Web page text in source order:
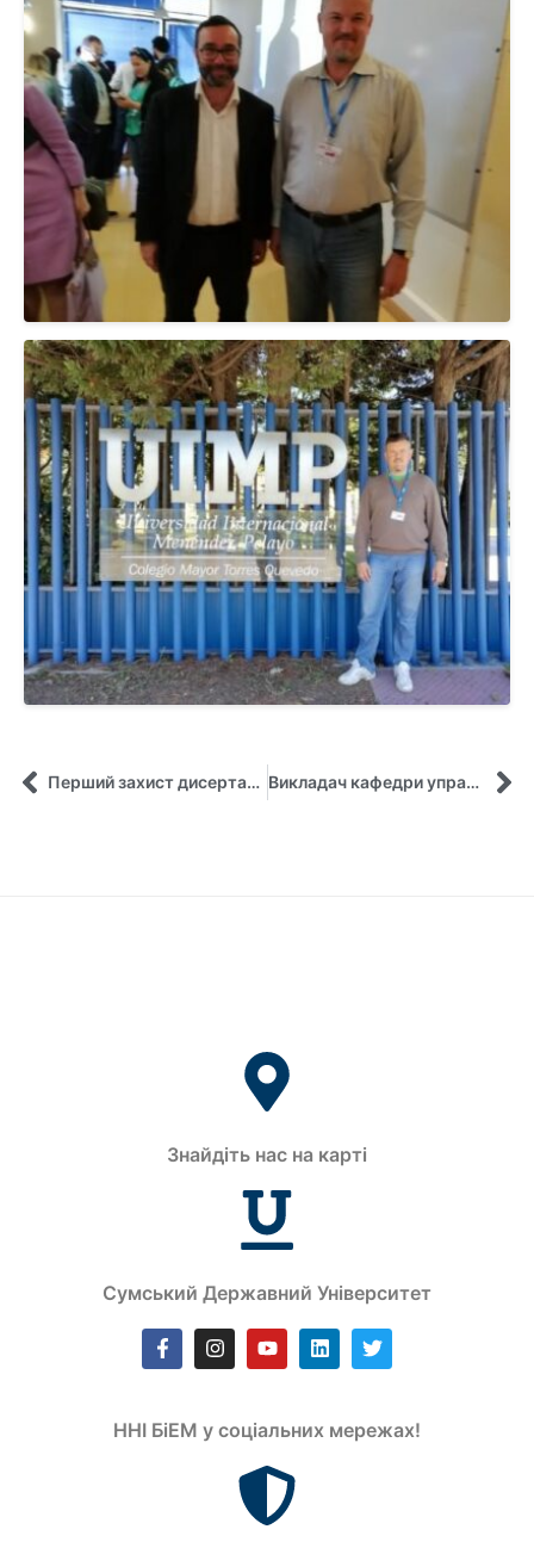
Перший захист дисертації по спеціальності 25.00.02 – механізми державного управління Викладач кафедри управління приймає участь у програмі академічних обмінів імені Фулбрайта
Знайдіть нас на карті
Сумський Державний Університет
ННІ БіЕМ у соціальних мережах!